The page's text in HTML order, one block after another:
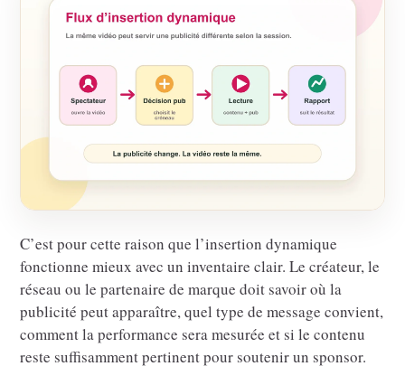
C’est pour cette raison que l’insertion dynamique
fonctionne mieux avec un inventaire clair. Le créateur, le
réseau ou le partenaire de marque doit savoir où la
publicité peut apparaître, quel type de message convient,
comment la performance sera mesurée et si le contenu
reste suffisamment pertinent pour soutenir un sponsor.